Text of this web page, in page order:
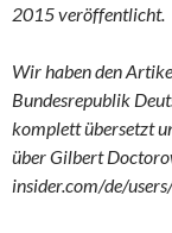
2015 veröffentlicht.
Wir haben den
Bundesrepublik
komplett übersetzt
über Gilbert
insider.com/de/